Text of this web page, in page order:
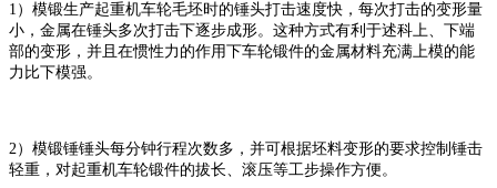
1 ） 模锻生产起重机车轮毛坯时的锤头打击速度快，每次打击的变形量
小，金属在锤头多次打击下逐步成形。这种方式有利于述科上、下端
部的变形，并且在惯性力的作用下车轮锻件的金属材料充满上模的能
力比下模强。
2） 模锻锤锤头每分钟行程次数多，并可根据坯料变形的要求控制锤击
轻重，对起重机车轮锻件的拔长、滚压等工步操作方便。